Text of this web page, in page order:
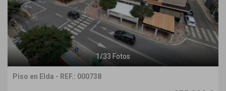
1/33 Fotos
Piso en Elda - REF.: 000738